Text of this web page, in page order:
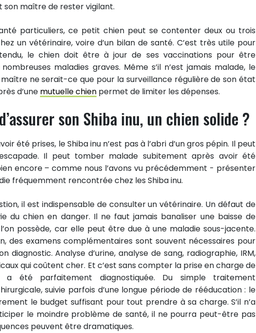
son maître de rester vigilant.
particuliers, ce petit chien peut se contenter deux ou trois
un vétérinaire, voire d’un bilan de santé. C’est très utile pour
le chien doit être à jour de ses vaccinations pour être
maladies graves. Même s’il n’est jamais malade, le
ne serait-ce que pour la surveillance régulière de son état
d’une mutuelle chien permet de limiter les dépenses.
son Shiba inu, un chien solide ?
été prises, le Shiba inu n’est pas à l’abri d’un gros pépin. Il peut
Il peut tomber malade subitement après avoir été
encore – comme nous l’avons vu précédemment - présenter
fréquemment rencontrée chez les Shiba inu.
il est indispensable de consulter un vétérinaire. Un défaut de
du chien en danger. Il ne faut jamais banaliser une baisse de
possède, car elle peut être due à une maladie sous-jacente.
des examens complémentaires sont souvent nécessaires pour
Analyse d’urine, analyse de sang, radiographie, IRM,
qui coûtent cher. Et c’est sans compter la prise en charge de
a été parfaitement diagnostiquée. Du simple traitement
suivie parfois d’une longue période de rééducation : le
le budget suffisant pour tout prendre à sa charge. S’il n’a
le moindre problème de santé, il ne pourra peut-être pas
peuvent être dramatiques.